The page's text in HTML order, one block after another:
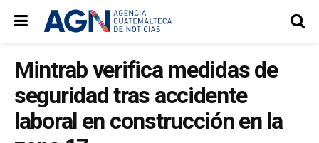
Mintrab verifica medidas de
seguridad tras accidente
laboral en construcción en la